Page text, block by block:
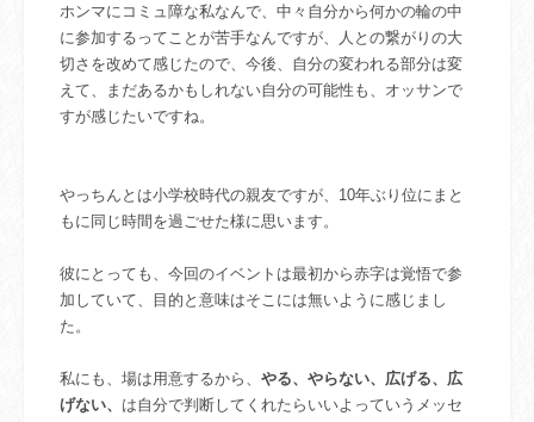
ホンマにコミュ障な私なんで、中々自分から何かの輪の中
に参加するってことが苦手なんですが、人との繋がりの大
切さを改めて感じたので、今後、自分の変われる部分は変
えて、まだあるかもしれない自分の可能性も、オッサンで
すが感じたいですね。
やっちんとは小学校時代の親友ですが、10年ぶり位にまと
もに同じ時間を過ごせた様に思います。
彼にとっても、今回のイベントは最初から赤字は覚悟で参
加していて、目的と意味はそこには無いように感じまし
た。
私にも、場は用意するから、 やる、やらない、広げる、広
げない、 は自分で判断してくれたらいいよっていうメッセ